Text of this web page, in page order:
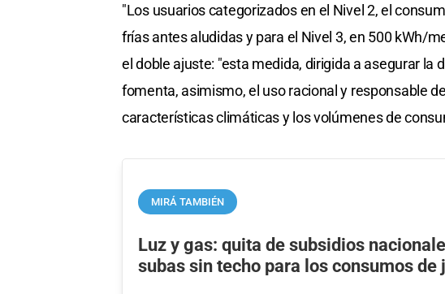
"Los usuarios categorizados en el Nivel 2, el
frías antes aludidas y para el Nivel 3, en 500 kWh/
el doble ajuste: "esta medida, dirigida a asegurar la
fomenta, asimismo, el uso racional y responsable
características climáticas y los volúmenes de
MIRÁ TAMBIÉN
Luz y gas: quita de subsidios
subas sin techo para los consumos de